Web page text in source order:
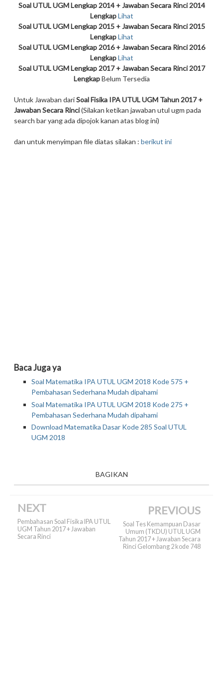
Soal UTUL UGM Lengkap 2014 + Jawaban Secara Rinci 2014
LengkapLihat
Soal UTUL UGM Lengkap 2015 + Jawaban Secara Rinci 2015
LengkapLihat
Soal UTUL UGM Lengkap 2016 + Jawaban Secara Rinci 2016
LengkapLihat
Soal UTUL UGM Lengkap 2017 + Jawaban Secara Rinci 2017
LengkapBelum Tersedia
Untuk Jawaban dariSoal Fisika IPA UTUL UGM Tahun 2017 +
Jawaban Secara Rinci(Silakan ketikan jawaban utul ugm pada
search bar yang ada dipojok kanan atas blog ini)
dan untuk menyimpan file diatas silakan : berikut ini
Baca Juga ya
Soal Matematika IPA UTUL UGM 2018 Kode 575 +
Pembahasan Sederhana Mudah dipahami
Soal Matematika IPA UTUL UGM 2018 Kode 275 +
Pembahasan Sederhana Mudah dipahami
Download Matematika Dasar Kode 285 Soal UTUL
UGM 2018
BAGIKAN
NEXT
Pembahasan Soal Fisika IPA UTUL
UGM Tahun 2017 + Jawaban
Secara Rinci
PREVIOUS
Soal Tes Kemampuan Dasar
Umum (TKDU) UTUL UGM
Tahun 2017 + Jawaban Secara
Rinci Gelombang 2 kode 748